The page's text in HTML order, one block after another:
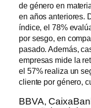
de género en
en años anteriores.
índice, el 78%
por sesgo, en
pasado. Además,
empresas mide la
el 57% realiza un
cliente por género,
BBVA,